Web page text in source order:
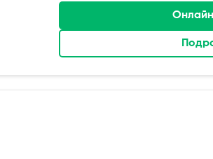
Онлайн